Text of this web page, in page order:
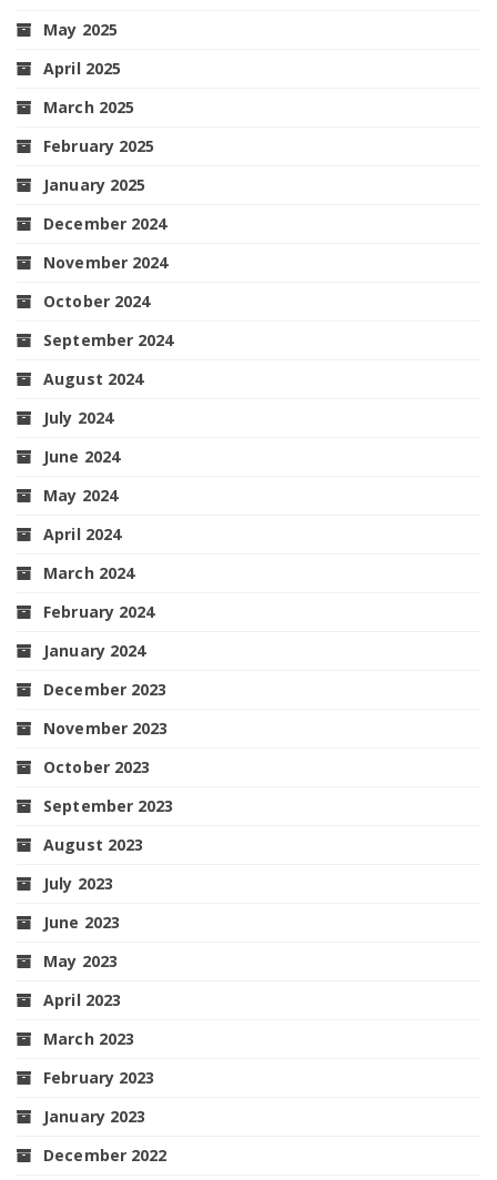
May 2025
April 2025
March 2025
February 2025
January 2025
December 2024
November 2024
October 2024
September 2024
August 2024
July 2024
June 2024
May 2024
April 2024
March 2024
February 2024
January 2024
December 2023
November 2023
October 2023
September 2023
August 2023
July 2023
June 2023
May 2023
April 2023
March 2023
February 2023
January 2023
December 2022